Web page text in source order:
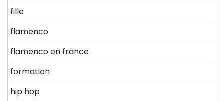
fille
flamenco
flamenco en france
formation
hip hop